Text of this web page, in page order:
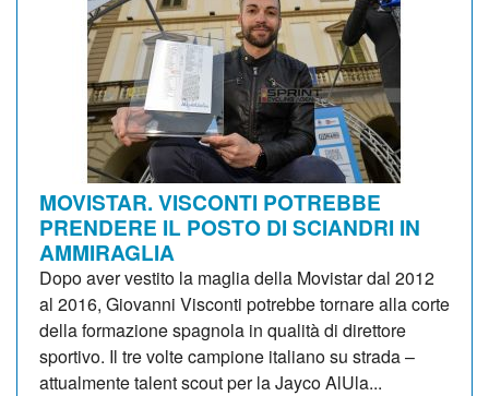
MOVISTAR. VISCONTI POTREBBE
PRENDERE IL POSTO DI SCIANDRI IN
AMMIRAGLIA
Dopo aver vestito la maglia della Movistar dal 2012
al 2016, Giovanni Visconti potrebbe tornare alla corte
della formazione spagnola in qualità di direttore
sportivo. Il tre volte campione italiano su strada –
attualmente talent scout per la Jayco AlUla...